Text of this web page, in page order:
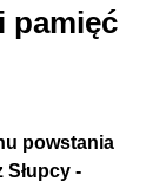
pamięć
powstania
-